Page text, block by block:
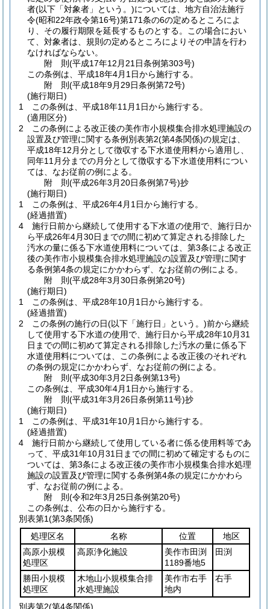
者(以下「対象者」という。)については、地方自治法施行
令(昭和22年政令第16号)第171条の6の定めるところによ
り、その履行期限を延長するものとする。
この場合におい
て、対象者は、規則の定めるところによりその申請を行わ
なければならない。
附 則(平成17年12月21日条例第303号)
この条例は、平成18年4月1日から施行する。
附 則(平成18年9月29日条例第72号)
(施行期日)
1
この条例は、平成18年11月1日から施行する。
(適用区分)
2
この条例による改正後の美作市小規模集合排水処理施設の
設置及び管理に関する条例別表第2(第4条関係)の規定は、
平成18年12月分として徴収する下水道使用料から適用し、
同年11月分までの月分として徴収する下水道使用料につい
ては、なお従前の例による。
附 則(平成26年3月20日条例第7号)抄
(施行期日)
1
この条例は、平成26年4月1日から施行する。
(経過措置)
4
施行日前から継続して使用する下水道の使用で、施行日か
ら平成26年4月30日までの間に初めて算定される排除した
汚水の量に係る下水道使用料については、第3条による改正
後の美作市小規模集合排水処理施設の設置及び管理に関す
る条例第4条の規定にかかわらず、なお従前の例による。
附 則(平成28年3月30日条例第20号)
(施行期日)
1
この条例は、平成28年10月1日から施行する。
(経過措置)
2
この条例の施行の日(以下「施行日」という。)前から継続
して使用する下水道の使用で、施行日から平成28年10月31
日までの間に初めて算定される排除した汚水の量に係る下
水道使用料については、この条例による改正後のそれぞれ
の条例の規定にかかわらず、なお従前の例による。
附 則(平成30年3月2日条例第13号)
この条例は、平成30年4月1日から施行する。
附 則(平成31年3月26日条例第11号)抄
(施行期日)
1
この条例は、平成31年10月1日から施行する。
(経過措置)
4
施行日前から継続して使用している者に係る使用料等であ
って、平成31年10月31日までの間に初めて確定するものに
ついては、第3条による改正後の美作市小規模集合排水処理
施設の設置及び管理に関する条例第4条の規定にかかわら
ず、なお従前の例による。
附 則(令和2年3月25日条例第20号)
この条例は、公布の日から施行する。
別表第1(第3条関係)
処理区名
名称 位置
地区
高原小規模
処理区
高原浄化施設
美作市田渕
1189番地5
田渕
勝田小規模
処理区
木地山小規模集合排
水処理施設
美作市右手
地内
右手
別表第2(第4条関係)